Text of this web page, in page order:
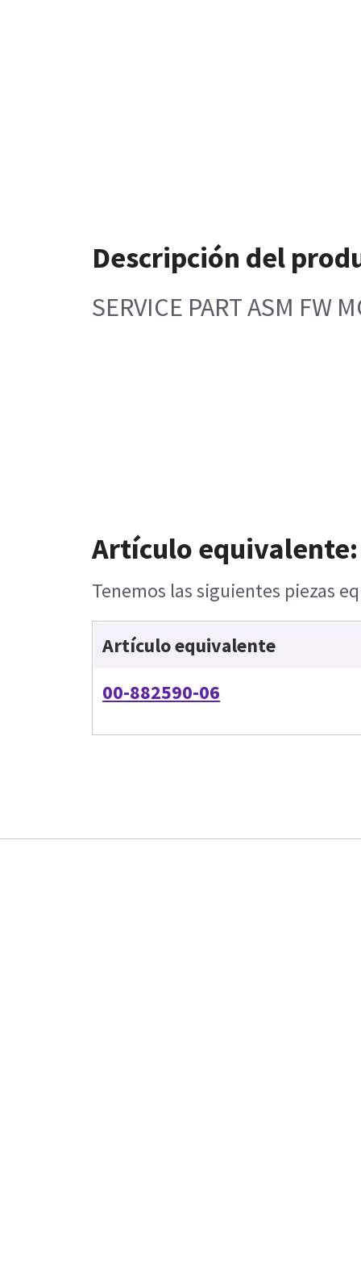
Descripción del
SERVICE PART ASM FW
Artículo equivalente:
Tenemos las siguientes piezas
Artículo equivalente
00-882590-06